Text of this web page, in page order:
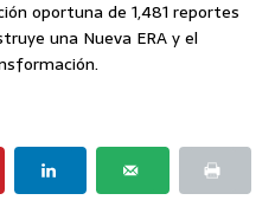
oportuna de 1,481 reportes
una Nueva ERA y el